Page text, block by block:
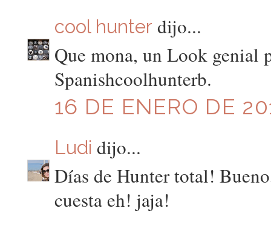
cool hunter dijo...
Que mona, un Look genial
Spanishcoolhunterb.
16 DE ENERO DE
Ludi dijo...
Días de Hunter total!
cuesta eh! jaja!